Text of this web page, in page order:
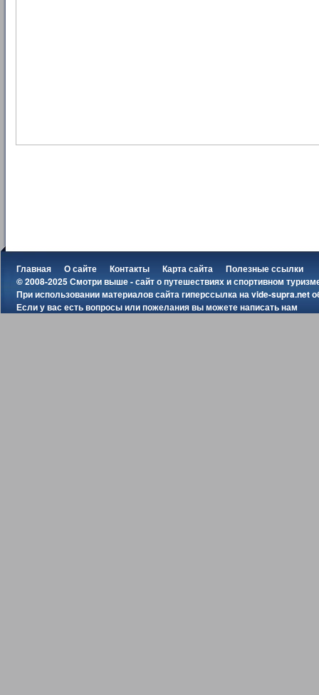
Главная О сайте Контакты Карта сайта
Полезные ссылки
© 2008-2025 Смотри выше - сайт о путешествиях и спортивном
При использовании материалов сайта гиперссылка наvide-supra.net
Если у вас есть вопросы или пожелания вы можетенаписать нам